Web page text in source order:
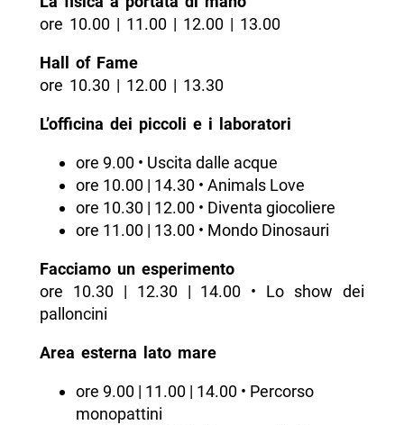
ore 10.00 | 11.00 | 12.00 | 13.00
Hall of Fame
ore 10.30 | 12.00 | 13.30
L’officina dei piccoli e i laboratori
ore 9.00 • Uscita dalle acque
ore 10.00 | 14.30 • Animals Love
ore 10.30 | 12.00 • Diventa giocoliere
ore 11.00 | 13.00 • Mondo Dinosauri
Facciamo un esperimento
ore 10.30 | 12.30 | 14.00 • Lo show dei
palloncini
Area esterna lato mare
ore 9.00 | 11.00 | 14.00 • Percorso
monopattini